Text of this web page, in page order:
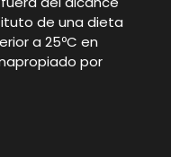
de una dieta
a 25ºC en
por